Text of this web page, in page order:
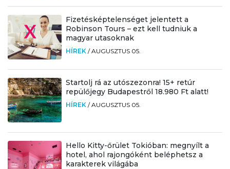
Fizetésképtelenséget jelentett a
Robinson Tours – ezt kell tudniuk a
magyar utasoknak
HÍREK /AUGUSZTUS 05.
Startolj rá az utószezonra! 15+ retúr
repülőjegy Budapestről 18.980 Ft alatt!
HÍREK /AUGUSZTUS 05.
Hello Kitty-őrület Tokióban: megnyílt a
hotel, ahol rajongóként beléphetsz a
karakterek világába